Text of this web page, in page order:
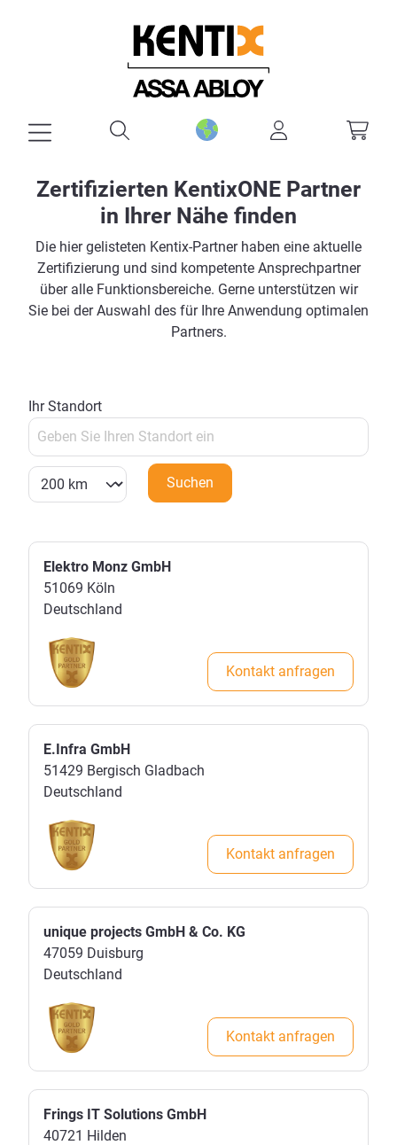
Zertifizierten KentixONE Partner
in Ihrer Nähe finden
Die hier gelisteten Kentix-Partner haben eine aktuelle
Zertifizierung und sind kompetente Ansprechpartner
über alle Funktionsbereiche. Gerne unterstützen wir
Sie bei der Auswahl des für Ihre Anwendung optimalen
Partners.
Ihr Standort
Suchen
Elektro Monz GmbH
51069 Köln
Deutschland
Kontakt anfragen
E.Infra GmbH
51429 Bergisch Gladbach
Deutschland
Kontakt anfragen
unique projects GmbH & Co. KG
47059 Duisburg
Deutschland
Kontakt anfragen
Frings IT Solutions GmbH
40721 Hilden